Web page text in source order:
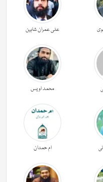
علی عمران شاہین
محمد اویس
ام حمدان